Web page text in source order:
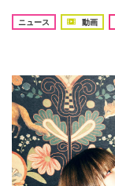
ニュース
動画